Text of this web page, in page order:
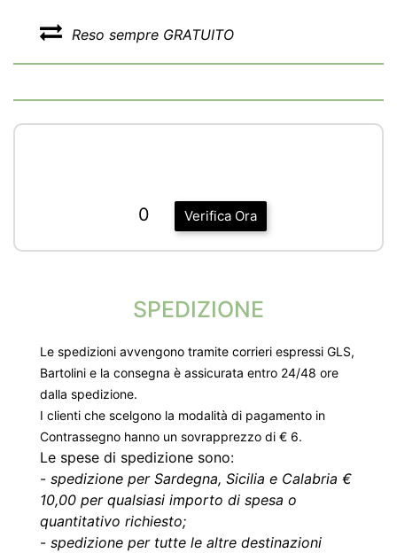
Reso sempre GRATUITO
Verifica Ora
0
SPEDIZIONE
Le spedizioni avvengono tramite corrieri espressi GLS,
Bartolini e la consegna è assicurata entro 24/48 ore
dalla spedizione.
I clienti che scelgono la modalità di pagamento in
Contrassegno hanno un sovrapprezzo di € 6.
Le spese di spedizione sono:
- spedizione per Sardegna, Sicilia e Calabria €
10,00 per qualsiasi importo di spesa o
quantitativo richiesto;
- spedizione per tutte le altre destinazioni